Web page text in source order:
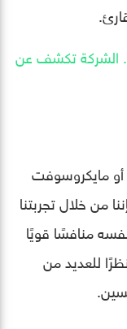
.. الشركة تكشف عن
مايكروسوفت
من خلال تجربتنا
منافسًا قويًا
للعديد من